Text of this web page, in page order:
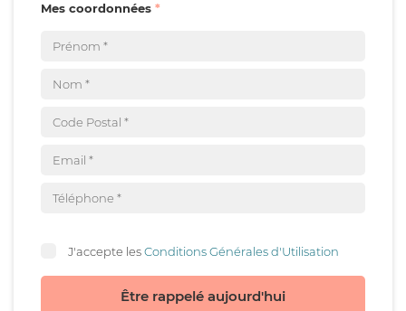
Mes coordonnées
J'accepte lesConditions Générales d'Utilisation
Être rappelé aujourd'hui